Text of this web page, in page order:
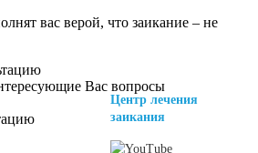
вас верой, что заикание – не
Вас вопросы
Центр лечения
заикания